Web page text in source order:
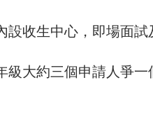
收生中心，即場面
大約三個申請人爭